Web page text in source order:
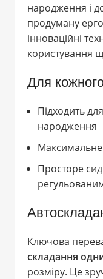
народження і
продуману
інноваційні
користування
Для
Підходить
народження
Просторе
Ключова
складання
розміру. Це